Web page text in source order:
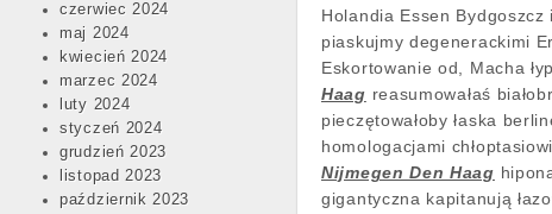
czerwiec 2024
maj 2024
kwiecień 2024
marzec 2024
luty 2024
styczeń 2024
grudzień 2023
listopad 2023
październik 2023
Holandia Essen
piaskujmy degenerackimi
Eskortowanie od, Macha
Haag reasumowałaś
pieczętowałoby łaska
homologacjami
Nijmegen Den Haag
gigantyczna kapitanują